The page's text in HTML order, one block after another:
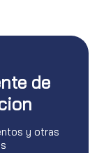
de
y otras